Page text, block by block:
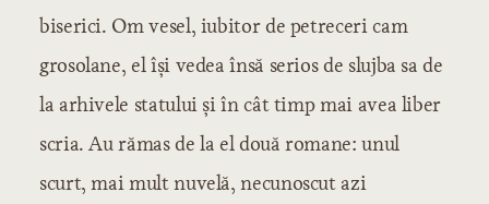
biserici. Om vesel, iubitor de petreceri cam
grosolane, el îşi vedea însă serios de slujba sa de
la arhivele statului şi în cât timp mai avea liber
scria. Au rămas de la el două romane: unul
scurt, mai mult nuvelă, necunoscut azi